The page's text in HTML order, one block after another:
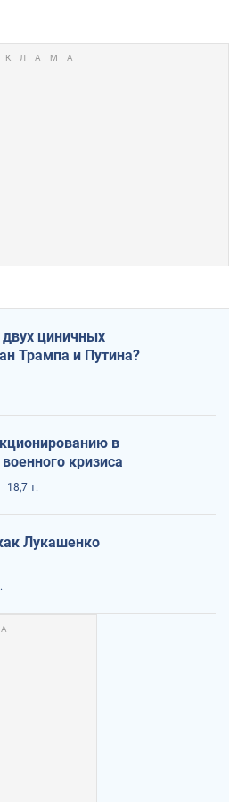
циничных
Трампа и Путина?
в
кризиса
18,7 т.
Лукашенко